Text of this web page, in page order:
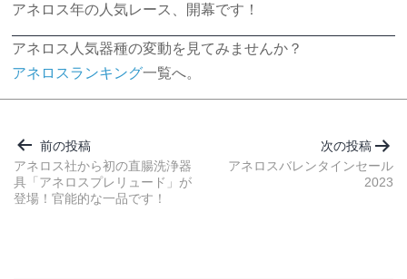
アネロス年の人気レース、開幕です！
アネロス人気器種の変動を見てみませんか？
アネロスランキング一覧へ。
稿
ナ
ビ
前の投稿
アネロス社から初の直腸洗浄器
具「アネロスプレリュード」が
登場！官能的な一品です！
次の投稿
アネロスバレンタインセール
2023